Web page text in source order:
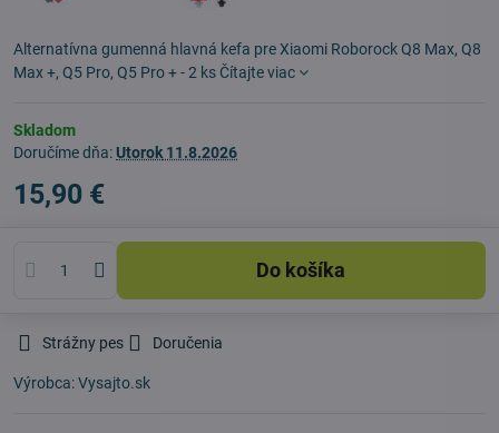
Alternatívna gumenná hlavná kefa pre Xiaomi Roborock Q8 Max, Q8
Max +, Q5 Pro, Q5 Pro + - 2 ks Čítajte viac
Skladom
Doručíme dňa:Utorok 11.8.2026
15,90 €
Do košíka
Strážny pes Doručenia
Výrobca:Vysajto.sk